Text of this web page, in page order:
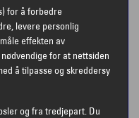
for å forbedre
levere personlig
effekten av
for at nettsiden
å tilpasse og skreddersy
og fra tredjepart. Du